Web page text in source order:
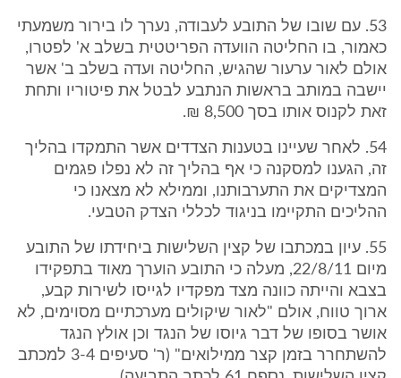
53. עם שובו של התובע לעבודה, נערך לו בירור משמעתי
כאמור, בו החליטה הוועדה הפריטטית בשלב א' לפטרו,
אולם לאור ערעור שהגיש, החליטה ועדה בשלב ב' אשר
יישבה במותב בראשות הנתבע לבטל את פיטוריו ותחת
זאת לקנוס אותו בסך 8,500 ₪.
54. לאחר שעיינו בטענות הצדדים אשר התמקדו בהליך
זה, הגענו למסקנה כי אף בהליך זה לא נפלו פגמים
המצדיקים את התערבותנו, וממילא לא מצאנו כי
ההליכים התקיימו בניגוד לכללי הצדק הטבעי.
55. עיון במכתבו של קצין השלישות ביחידתו של התובע
מיום 22/8/11, מעלה כי התובע הוערך מאוד בתפקידו
בצבא והייתה כוונה מצד מפקדיו לגייסו לשירות קבע,
ארוך טווח, אולם "לאור שיקולים מערכתיים מסוימים, לא
אושר בסופו של דבר גיוסו של הנגד וכן אולץ הנגד
להשתחרר בזמן קצר ממילואים" (ר' סעיפים 3-4 למכתב